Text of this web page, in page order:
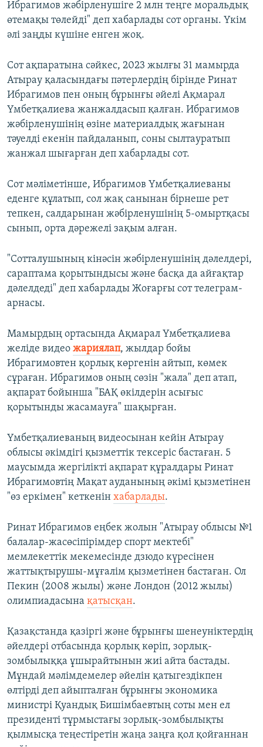
Ибрагимов жәбірленушіге 2 млн теңге моральдық
өтемақы төлейді" деп хабарлады сот органы. Үкім
әлі заңды күшіне енген жоқ.
Сот ақпаратына сәйкес, 2023 жылғы 31 мамырда
Атырау қаласындағы пәтерлердің бірінде Ринат
Ибрагимов пен оның бұрынғы әйелі Ақмарал
Үмбетқалиева жанжалдасып қалған. Ибрагимов
жәбірленушінің өзіне материалдық жағынан
тәуелді екенін пайдаланып, соны сылтауратып
жанжал шығарған деп хабарлады сот.
Сот мәліметінше, Ибрагимов Үмбетқалиеваны
еденге құлатып, сол жақ санынан бірнеше рет
тепкен, салдарынан жәбірленушінің 5-омыртқасы
сынып, орта дәрежелі зақым алған.
"Сотталушының кінәсін жәбірленушінің дәлелдері,
сараптама қорытындысы және басқа да айғақтар
дәлелдеді" деп хабарлады Жоғарғы сот телеграм-
арнасы.
Мамырдың ортасында Ақмарал Үмбетқалиева
желіде видео жариялап, жылдар бойы
Ибрагимовтен қорлық көргенін айтып, көмек
сұраған. Ибрагимов оның сөзін "жала" деп атап,
ақпарат бойынша "БАҚ өкілдерін асығыс
қорытынды жасамауға" шақырған.
Үмбетқалиеваның видеосынан кейін Атырау
облысы әкімдігі қызметтік тексеріс бастаған. 5
маусымда жергілікті ақпарат құралдары Ринат
Ибрагимовтің Мақат ауданының әкімі қызметінен
"өз еркімен" кеткенін хабарлады.
Ринат Ибрагимов еңбек жолын "Атырау облысы №1
балалар-жасөсіпірімдер спорт мектебі"
мемлекеттік мекемесінде дзюдо күресінен
жаттықтырушы-мұғалім қызметінен бастаған. Ол
Пекин (2008 жылы) және Лондон (2012 жылы)
олимпиадасына қатысқан.
Қазақстанда қазіргі және бұрынғы шенеуніктердің
әйелдері отбасында қорлық көріп, зорлық-
зомбылыққа ұшырайтынын жиі айта бастады.
Мұндай мәлімдемелер әйелін қатыгездікпен
өлтірді деп айыпталған бұрынғы экономика
министрі Қуандық Бишімбаевтың соты мен ел
президенті тұрмыстағы зорлық-зомбылықты
қылмысқа теңестіретін жаңа заңға қол қойғаннан